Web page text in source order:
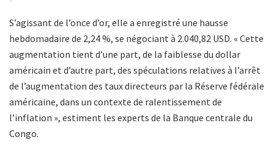
S’agissant de l’once d’or, elle a enregistré une hausse
hebdomadaire de 2,24 %, se négociant à 2.040,82 USD. « Cette
augmentation tient d’une part, de la faiblesse du dollar
américain et d’autre part, des spéculations relatives à l’arrêt
de l’augmentation des taux directeurs par la Réserve fédérale
américaine, dans un contexte de ralentissement de
l’inflation », estiment les experts de la Banque centrale du
Congo.